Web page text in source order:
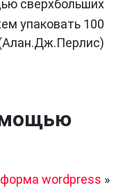
сверхбольших
упаковать 100
wordpress »